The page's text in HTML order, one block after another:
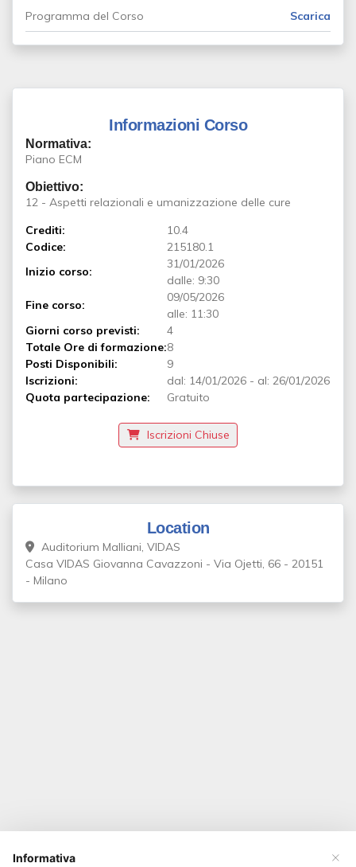
Programma del Corso Scarica
Informazioni Corso
Normativa:
Piano ECM
Obiettivo:
12 - Aspetti relazionali e umanizzazione delle cure
Crediti:
10.4
Codice:
215180.1
Inizio corso:
31/01/2026
dalle: 9:30
Fine corso:
09/05/2026
alle: 11:30
Giorni corso previsti:
4
Totale Ore di formazione:8
Posti Disponibili:
9
Iscrizioni:
dal: 14/01/2026 - al: 26/01/2026
Quota partecipazione:
Gratuito
Iscrizioni Chiuse
Location
Auditorium Malliani, VIDAS
Casa VIDAS Giovanna Cavazzoni - Via Ojetti, 66 - 20151
- Milano
×
Informativa